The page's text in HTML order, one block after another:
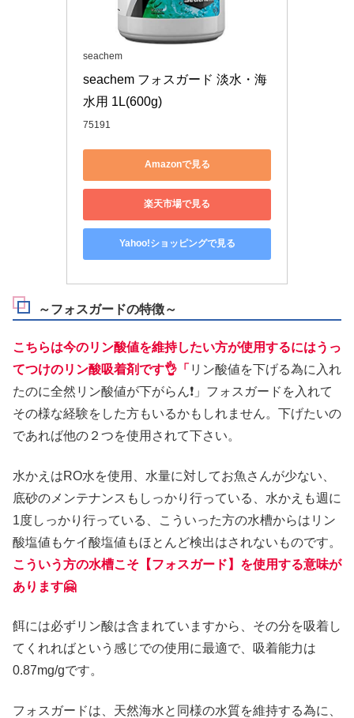
seachem
seachem フォスガード 淡水・海
水用 1L(600g)
75191
Amazonで見る
楽天市場で見る
Yahoo!ショッピングで見る
～フォスガードの特徴～
こちらは今のリン酸値を維持したい方が使用するにはうっ
てつけのリン酸吸着剤です👌「 リン酸値を下げる為に入れ
たのに全然リン酸値が下がらん❗」フォスガードを入れて
その様な経験をした方もいるかもしれません。下げたいの
であれば他の２つを使用されて下さい。
水かえはRO水を使用、水量に対してお魚さんが少ない、
底砂のメンテナンスもしっかり行っている、水かえも週に
1度しっかり行っている、こういった方の水槽からはリン
酸塩値もケイ酸塩値もほとんど検出はされないものです。
こういう方の水槽こそ【フォスガード】を使用する意味が
あります🤗
餌には必ずリン酸は含まれていますから、その分を吸着し
てくれればという感じでの使用に最適で、吸着能力は
0.87mg/gです。
フォスガードは、天然海水と同様の水質を維持する為に、